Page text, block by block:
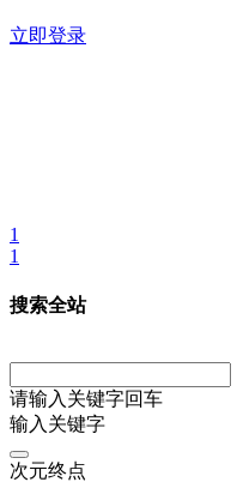
立即登录
1
1
搜索全站
请输入关键字回车
输入关键字
次元终点